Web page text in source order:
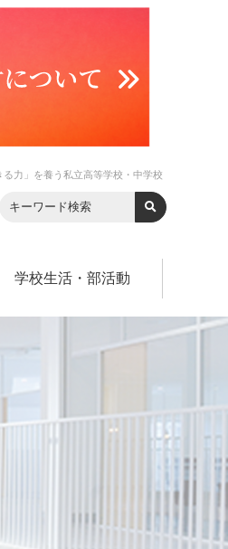
力」を養う私立高等学校・中学校
学校生活・部活動